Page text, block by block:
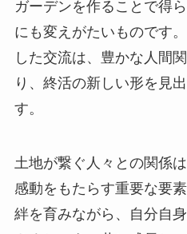
ガーデンを作ることで得
にも変えがたいものです
した交流は、豊かな人間
り、終活の新しい形を見
す。
土地が繋ぐ人々との関係
感動をもたらす重要な要
絆を育みながら、自分自